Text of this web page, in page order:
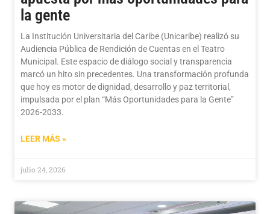
la gente
La Institución Universitaria del Caribe (Unicaribe) realizó su
Audiencia Pública de Rendición de Cuentas en el Teatro
Municipal. Este espacio de diálogo social y transparencia
marcó un hito sin precedentes. Una transformación profunda
que hoy es motor de dignidad, desarrollo y paz territorial,
impulsada por el plan “Más Oportunidades para la Gente”
2026-2033.
LEER MÁS »
julio 24, 2026